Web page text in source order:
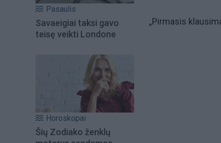
Pasaulis
Savaeigiai taksi gavo
teisę veikti Londone
Horoskopai
Šių Zodiako ženklų
„Pirmasis